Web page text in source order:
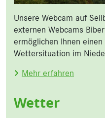
Unsere Webcam auf
externen Webcams
ermöglichen Ihnen
Wettersituation im
Mehr erfahren
Wetter